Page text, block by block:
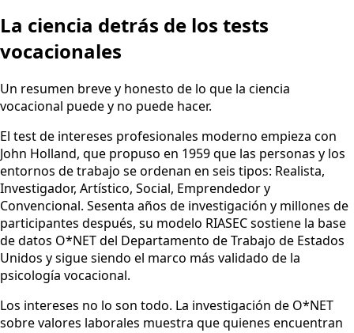
La ciencia detrás de los tests
vocacionales
Un resumen breve y honesto de lo que la ciencia
vocacional puede y no puede hacer.
El test de intereses profesionales moderno empieza con
John Holland, que propuso en 1959 que las personas y los
entornos de trabajo se ordenan en seis tipos: Realista,
Investigador, Artístico, Social, Emprendedor y
Convencional. Sesenta años de investigación y millones de
participantes después, su modelo RIASEC sostiene la base
de datos O*NET del Departamento de Trabajo de Estados
Unidos y sigue siendo el marco más validado de la
psicología vocacional.
Los intereses no lo son todo. La investigación de O*NET
sobre valores laborales muestra que quienes encuentran